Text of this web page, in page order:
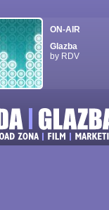
ON-AIR
Glazba
by RDV